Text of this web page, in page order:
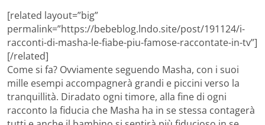
[related layout=”big”
permalink=”https://bebeblog.lndo.site/post/191124/i-
racconti-di-masha-le-fiabe-piu-famose-raccontate-in-tv”]
[/related]
Come si fa? Ovviamente seguendo Masha, con i suoi
mille esempi accompagnerà grandi e piccini verso la
tranquillità. Diradato ogni timore, alla fine di ogni
racconto la fiducia che Masha ha in se stessa contagerà